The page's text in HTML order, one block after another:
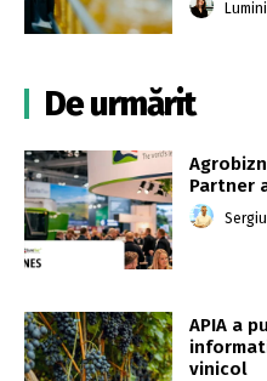
De urmărit
Partner
APIA a
vinicol